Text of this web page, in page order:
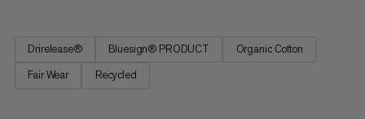
Drirelease® Bluesign® PRODUCT
Organic Cotton
Fair Wear
Recycled